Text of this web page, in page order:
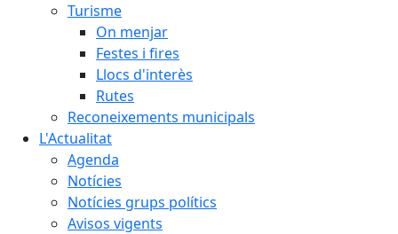
Turisme
On menjar
Festes i fires
Llocs d'interès
Rutes
Reconeixements municipals
L'Actualitat
Agenda
Notícies
Notícies grups polítics
Avisos vigents